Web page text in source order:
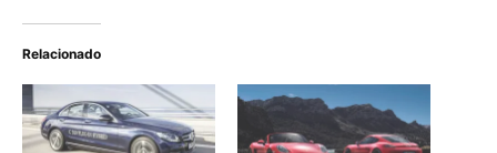
Relacionado